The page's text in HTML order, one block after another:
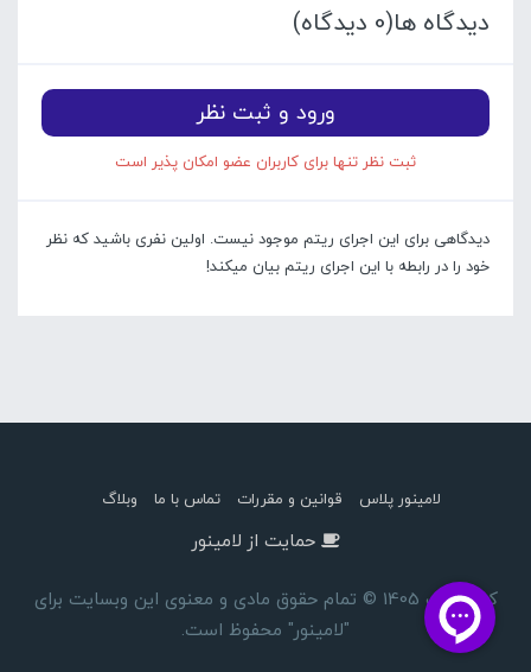
دیدگاه ها(0 دیدگاه)
ورود و ثبت نظر
ثبت نظر تنها برای کاربران عضو امکان پذیر است
دیدگاهی برای این اجرای ریتم موجود نیست. اولین نفری باشید که نظر
خود را در رابطه با این اجرای ریتم بیان میکند!
لامینور پلاس قوانین و مقررات تماس با ما وبلاگ
حمایت از لامینور
کپی رایت 1405 © تمام حقوق مادی و معنوی این وبسایت برای
"لامینور" محفوظ است.